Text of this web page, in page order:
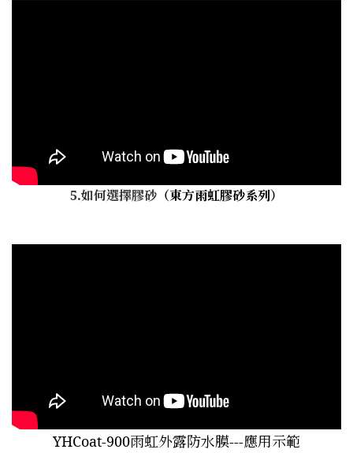
5.如何選擇膠砂 （東方雨虹膠砂系列）
YHCoat-900雨虹外露防水膜---應用示範